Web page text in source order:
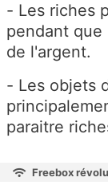
- Les riches
pendant que
de l'argent.
- Les objets
paraitre
Freebox